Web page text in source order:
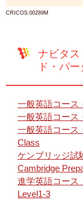
CRICOS:00289M
ナビタス
ド・パ
一般英語コース
一般英語コース
一般英語コース
Class
ケンブリッジ試
Cambridge
進学英語コース
Level1-3